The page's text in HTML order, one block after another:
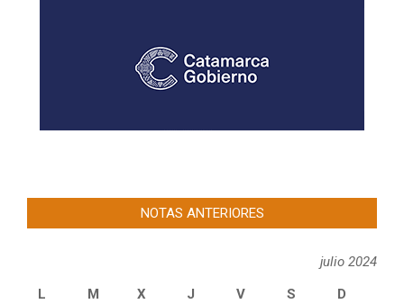
NOTAS ANTERIORES
julio 2024
L
M X J V S D